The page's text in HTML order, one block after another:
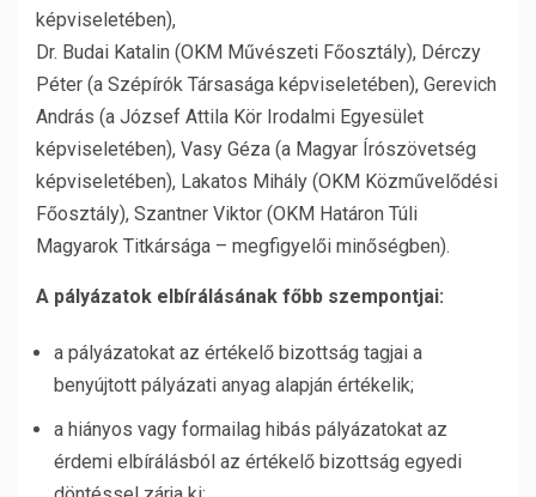
képviseletében),
Dr. Budai Katalin (OKM Művészeti Főosztály), Dérczy
Péter (a Szépírók Társasága képviseletében), Gerevich
András (a József Attila Kör Irodalmi Egyesület
képviseletében), Vasy Géza (a Magyar Írószövetség
képviseletében), Lakatos Mihály (OKM Közművelődési
Főosztály), Szantner Viktor (OKM Határon Túli
Magyarok Titkársága – megfigyelői minőségben).
A pályázatok elbírálásának főbb szempontjai:
a pályázatokat az értékelő bizottság tagjai a
benyújtott pályázati anyag alapján értékelik;
a hiányos vagy formailag hibás pályázatokat az
érdemi elbírálásból az értékelő bizottság egyedi